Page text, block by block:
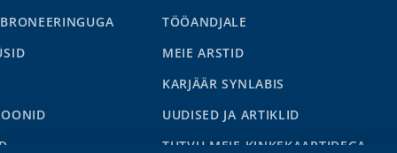
TÖÖANDJALE
MEIE ARSTID
KARJÄÄR SYNLABIS
UUDISED JA ARTIKLID
TUTVU MEIE KINKEKAARTIDEGA